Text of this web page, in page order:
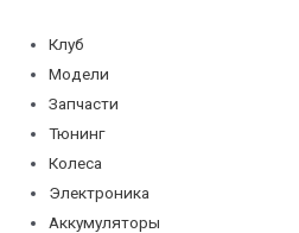
содержимому
Клуб
Модели
Запчасти
Тюнинг
Колеса
Электроника
Аккумуляторы